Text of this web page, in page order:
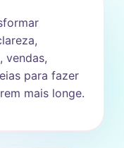
vendas,
para fazer
mais longe.